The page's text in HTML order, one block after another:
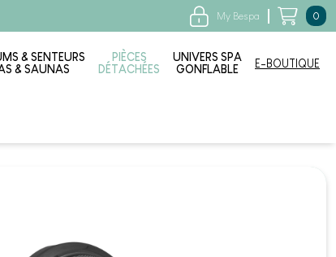
My Bespa 0
& SENTEURS
& SAUNAS
PIÈCES
DÉTACHÉES
UNIVERS SPA
GONFLABLE
E-BOUTIQUE